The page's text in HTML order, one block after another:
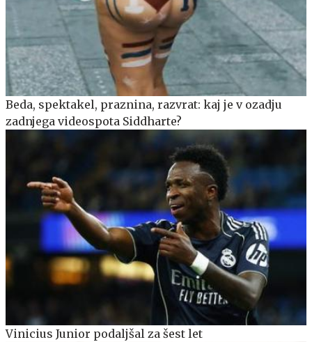
Beda, spektakel, praznina, razvrat: kaj je v ozadju
zadnjega videospota Siddharte?
Vinicius Junior podaljšal za šest let